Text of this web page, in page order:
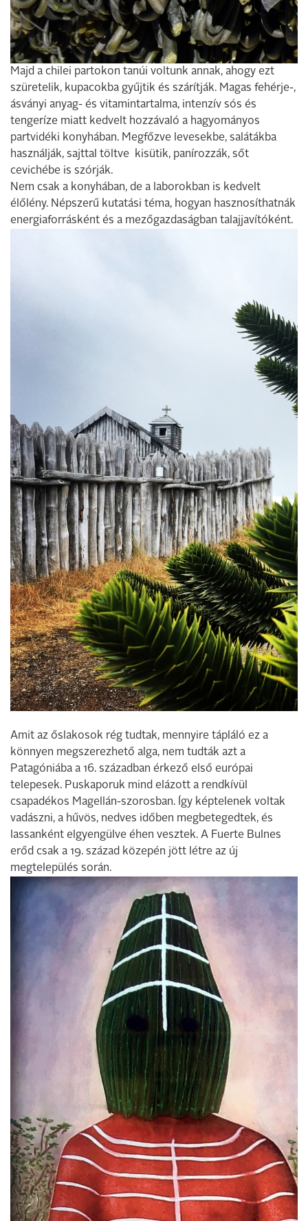
Majd a chilei partokon tanúi voltunk annak, ahogy ezt
szüretelik, kupacokba gyűjtik és szárítják. Magas fehérje-,
ásványi anyag- és vitamintartalma, intenzív sós és
tengeríze miatt kedvelt hozzávaló a hagyományos
partvidéki konyhában. Megfőzve levesekbe, salátákba
használják, sajttal töltve kisütik, panírozzák, sőt
cevichébe is szórják.
Nem csak a konyhában, de a laborokban is kedvelt
élőlény. Népszerű kutatási téma, hogyan hasznosíthatnák
energiaforrásként és a mezőgazdaságban talajjavítóként.
Amit az őslakosok rég tudtak, mennyire tápláló ez a
könnyen megszerezhető alga, nem tudták azt a
Patagóniába a 16. században érkező első európai
telepesek. Puskaporuk mind elázott a rendkívül
csapadékos Magellán-szorosban. Így képtelenek voltak
vadászni, a hűvös, nedves időben megbetegedtek, és
lassanként elgyengülve éhen vesztek. A Fuerte Bulnes
erőd csak a 19. század közepén jött létre az új
megtelepülés során.